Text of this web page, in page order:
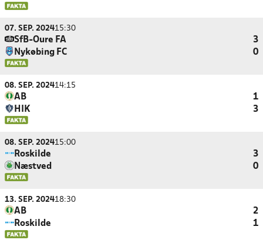
07. SEP. 202415:30
SfB-Oure FA
3
Nykøbing FC
0
08. SEP. 202414:15
AB
1
HIK
3
08. SEP. 202415:00
Roskilde
3
Næstved
0
13. SEP. 202418:30
AB
2
Roskilde
1